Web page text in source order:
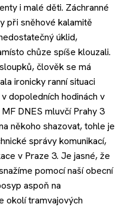
i malé děti. Záchranné
při sněhové kalamitě
úklid,
chůze spíše klouzali.
člověk se má
ironicky ranní situaci
dopoledních hodinách v
DNES mluvčí Prahy 3
někoho shazovat, tohle je
správy komunikací,
v Praze 3. Je jasné, že
pomocí naší obecní
aspoň na
okolí tramvajových